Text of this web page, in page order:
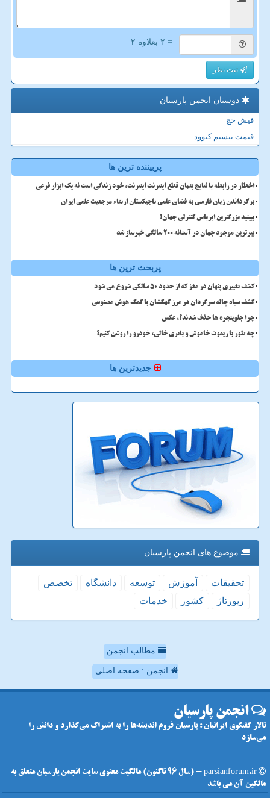
= ۲ بعلاوه ۲
ثبت نظر
دوستان انجمن پارسیان
فیش حج
قیمت بیسیم کنوود
پربیننده ترین ها
اخطار در رابطه با نتایج پنهان قطع اینترنت اینترنت، خود زندگی است نه یک ابزار فرعی
برگرداندن زبان فارسی به فضای علمی تاجیکستان ارتقاء مرجعیت علمی ایران
ببینید بزرگترین ایرباس کنترلی جهان!
پیرترین موجود جهان در آستانه ۲۰۰ سالگی خبرساز شد
پربحث ترین ها
کشف تغییری پنهان در مغز که از حدود 50 سالگی شروع می شود
کشف سیاه چاله سرگردان در مرز کهکشان با کمک هوش مصنوعی
چرا جلوپنجره ها حذف شدند؟، عکس
چه طور با ریموت خاموش و باتری خالی، خودرو را روشن کنیم؟
جدیدترین ها
موضوع های انجمن پارسیان
تحقیقات آموزش توسعه دانشگاه
تخصص
رپورتاژ
كشور خدمات
مطالب انجمن
انجمن : صفحه اصلی
انجمن پارسیان
تالار گفتگوی ایرانیان : پارسیان فروم اندیشه‌ها را به اشتراک می‌گذارد و دانش را
می‌سازد
parsianforum.ir - (سال 96 تاکنون) مالکیت معنوی سایت انجمن پارسیان متعلق به
مالکین آن می باشد